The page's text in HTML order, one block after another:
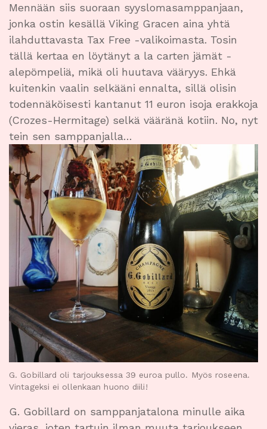
Mennään siis suoraan syyslomasamppanjaan,
jonka ostin kesällä Viking Gracen aina yhtä
ilahduttavasta Tax Free -valikoimasta. Tosin
tällä kertaa en löytänyt a la carten jämät -
alepömpeliä, mikä oli huutava vääryys. Ehkä
kuitenkin vaalin selkääni ennalta, sillä olisin
todennäköisesti kantanut 11 euron isoja erakkoja
(Crozes-Hermitage) selkä vääränä kotiin. No, nyt
tein sen samppanjalla…
G. Gobillard oli tarjouksessa 39 euroa pullo. Myös roseena.
Vintageksi ei ollenkaan huono diili!
G. Gobillard on samppanjatalona minulle aika